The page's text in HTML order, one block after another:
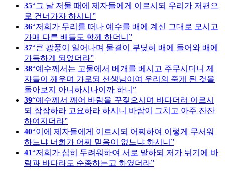
35 그 날 저물 때에 제자들에게 이르시되 우리가 저편으
로 건너가자 하시니
36 저희가 무리를 떠나 예수를 배에 계신 그대로 모시고
가매 다른 배들도 함께 하더니
37 큰 광풍이 일어나며 물결이 부딪혀 배에 들어와 배에
가득하게 되었더라
38 예수께서는 고물에서 베개를 베시고 주무시더니 제
자들이 깨우며 가로되 선생님이여 우리의 죽게 된 것을
돌아보지 아니하시나이까 하니
39 예수께서 깨어 바람을 꾸짖으시며 바다더러 이르시
되 잠잠하라 고요하라 하시니 바람이 그치고 아주 잔잔
하여지더라
40 이에 제자들에게 이르시되 어찌하여 이렇게 무서워
하느냐 너희가 어찌 믿음이 없느냐 하시니
41 저희가 심히 두려워하여 서로 말하되 저가 뉘기에 바
람과 바다라도 순종하는고 하였더라